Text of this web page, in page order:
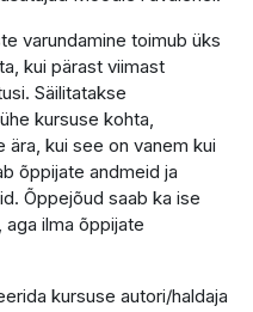
varundamine toimub üks
kui pärast viimast
Säilitatakse
kursuse kohta,
kui see on vanem kui
õppijate andmeid ja
Õppejõud saab ka ise
ilma õppijate
kursuse autori/haldaja